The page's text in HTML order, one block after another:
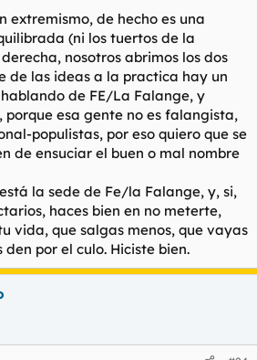
extremismo, de hecho es una
(ni los tuertos de la
nosotros abrimos los dos
de las ideas a la practica hay un
de FE/La Falange, y
porque esa gente no es falangista,
populistas, por eso quiero que se
de ensuciar el buen o mal nombre
la sede de Fe/la Falange, y, si,
haces bien en no meterte,
vida, que salgas menos, que vayas
den por el culo. Hiciste bien.